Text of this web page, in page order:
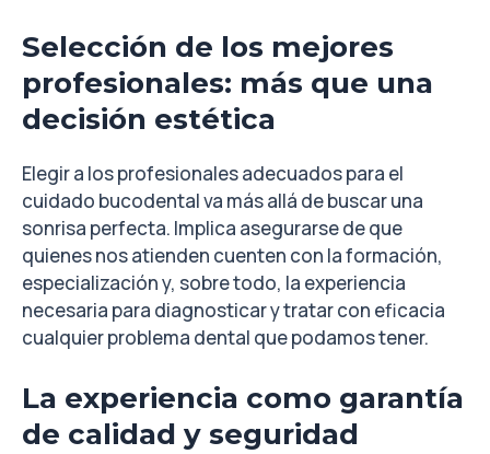
Selección de los mejores
profesionales: más que una
decisión estética
Elegir a los profesionales adecuados para el
cuidado bucodental va más allá de buscar una
sonrisa perfecta. Implica asegurarse de que
quienes nos atienden cuenten con la formación,
especialización y, sobre todo, la experiencia
necesaria para diagnosticar y tratar con eficacia
cualquier problema dental que podamos tener.
La experiencia como garantía
de calidad y seguridad